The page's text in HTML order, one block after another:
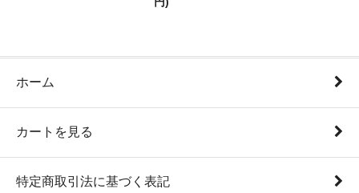
ホーム
カートを見る
特定商取引法に基づく表記